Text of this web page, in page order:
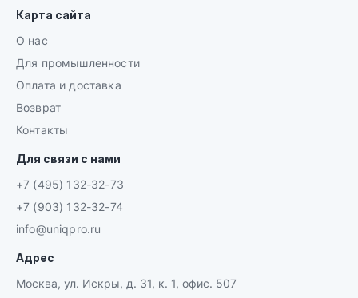
Карта сайта
О нас
Для промышленности
Оплата и доставка
Возврат
Контакты
Для связи с нами
+7 (495) 132-32-73
+7 (903) 132-32-74
info@uniqpro.ru
Адрес
Москва, ул. Искры, д. 31, к. 1, офис. 507